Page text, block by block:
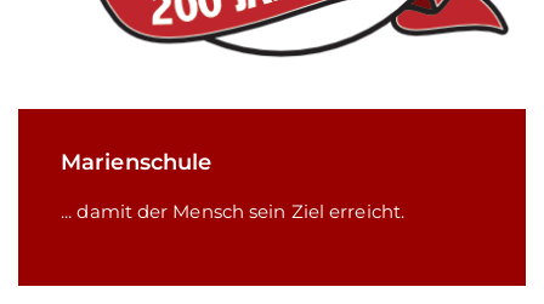
Marienschule
... damit der Mensch sein Ziel erreicht.